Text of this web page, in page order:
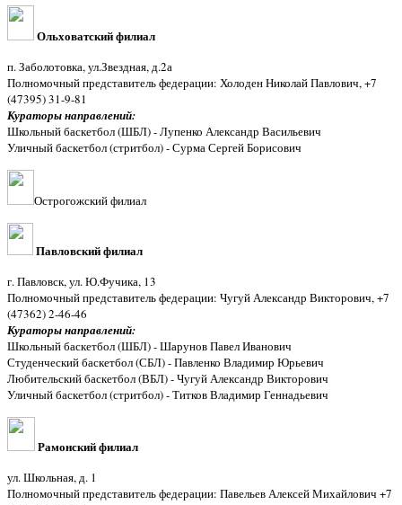
Ольховатский филиал
п. Заболотовка, ул.Звездная, д.2а
Полномочный представитель федерации: Холоден Николай Павлович, +7
(47395) 31-9-81
Кураторы направлений:
Школьный баскетбол (ШБЛ) - Лупенко Александр Васильевич
Уличный баскетбол (стритбол) - Сурма Сергей Борисович
Острогожский филиал
Павловский филиал
г. Павловск, ул. Ю.Фучика, 13
Полномочный представитель федерации: Чугуй Александр Викторович, +7
(47362) 2-46-46
Кураторы направлений:
Школьный баскетбол (ШБЛ) - Шарунов Павел Иванович
Студенческий баскетбол (СБЛ) - Павленко Владимир Юрьевич
Любительский баскетбол (ВБЛ) - Чугуй Александр Викторович
Уличный баскетбол (стритбол) - Титков Владимир Геннадьевич
Рамонский филиал
ул. Школьная, д. 1
Полномочный представитель федерации: Павельев Алексей Михайлович +7